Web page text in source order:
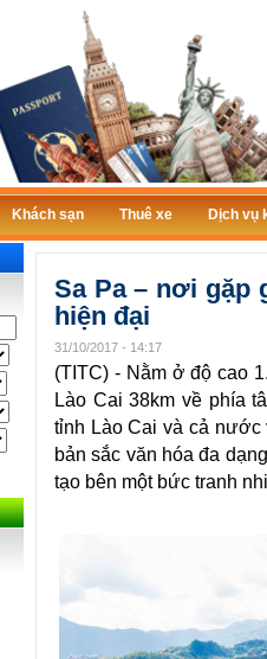
Khách sạn Thuê xe Dịch vụ
Sa Pa – nơi gặp
hiện đại
31/10/2017 - 14:17
(TITC) - Nằm ở độ cao
Lào Cai 38km về phía
tỉnh Lào Cai và cả nước
bản sắc văn hóa đa
tạo bên một bức tranh